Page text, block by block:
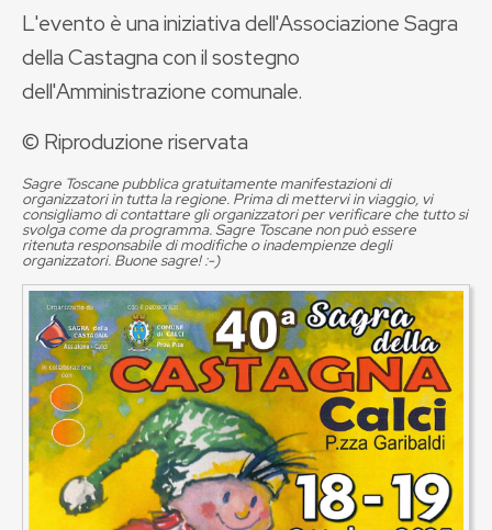
L'evento è una iniziativa dell'Associazione Sagra
della Castagna con il sostegno
dell'Amministrazione comunale.
© Riproduzione riservata
Sagre Toscane pubblica gratuitamente manifestazioni di
organizzatori in tutta la regione. Prima di mettervi in viaggio, vi
consigliamo di contattare gli organizzatori per verificare che tutto si
svolga come da programma. Sagre Toscane non può essere
ritenuta responsabile di modifiche o inadempienze degli
organizzatori. Buone sagre! :-)